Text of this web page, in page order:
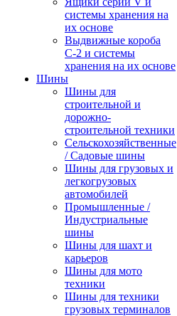
системы хранения на
их основе
Выдвижные короба
С-2 и системы
хранения на их основе
Шины
Шины для
строительной и
дорожно-
строительной техники
Сельскохозяйственные
/ Садовые шины
Шины для грузовых и
легкогрузовых
автомобилей
Промышленные /
Индустриальные
шины
Шины для шахт и
карьеров
Шины для мото
техники
Шины для техники
грузовых терминалов